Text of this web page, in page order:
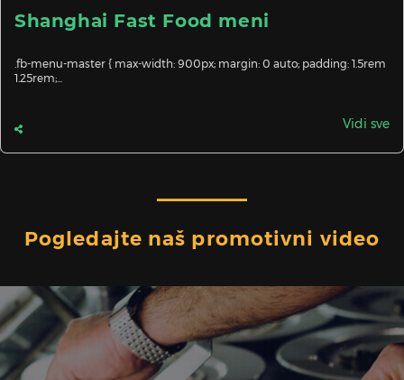
Shanghai Fast Food meni
.fb-menu-master { max-width: 900px; margin: 0 auto; padding: 1.5rem
1.25rem;...
Vidi sve
Pogledajte naš promotivni video